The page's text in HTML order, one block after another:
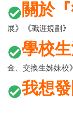
關於
展》 《職涯規劃 》
學校
金、交換生姊妹校》
我想